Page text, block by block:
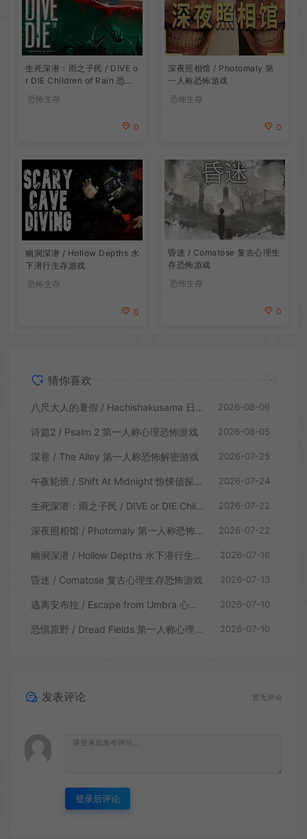
生死深潜：雨之子民 / DIVE o
r DIE Children of Rain 恐怖
恐怖生存
0
深夜照相馆 / Photomaly 第
一人称恐怖游戏
恐怖生存
0
幽洞深潜 / Hollow Depths 水
下潜行生存游戏
恐怖生存
0
昏迷 / Comatose 复古心理生
存恐怖游戏
恐怖生存
0
猜你喜欢
八尺大人的暑假 / Hachishakusama 日式温情恐怖游戏 2026-08-06
诗篇2 / Psalm 2 第一人称心理恐怖游戏 2026-08-05
深巷 / The Alley 第一人称恐怖解密游戏 2026-07-25
午夜轮班 / Shift At Midnight 惊悚侦探恐怖游戏 2026-07-24
生死深潜：雨之子民 / DIVE or DIE Children of Rain 恐怖生存探索游戏 2026-07-22
深夜照相馆 / Photomaly 第一人称恐怖游戏 2026-07-22
幽洞深潜 / Hollow Depths 水下潜行生存游戏 2026-07-16
昏迷 / Comatose 复古心理生存恐怖游戏 2026-07-13
逃离安布拉 / Escape from Umbra 心理生存恐怖解谜游戏 2026-07-10
恐惧原野 / Dread Fields 第一人称心理恐怖游戏 2026-07-10
发表评论 暂无评论
登录后评论